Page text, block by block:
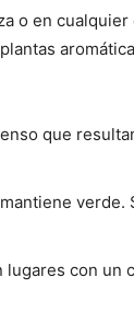
o en
que
con